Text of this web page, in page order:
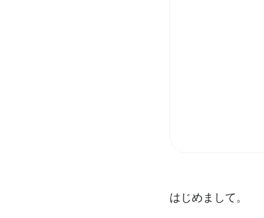
はじめまして。